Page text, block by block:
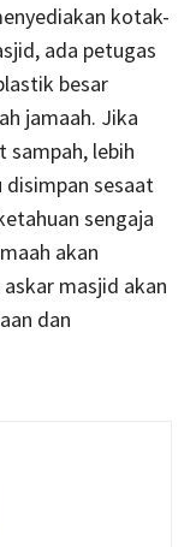
kotak-
ada petugas
besar
jamaah. Jika
sampah, lebih
disimpan sesaat
sengaja
akan
masjid akan
dan